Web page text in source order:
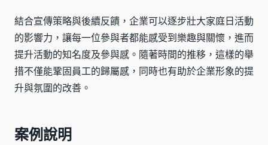
結合宣傳策略與後續反饋，企業可以逐步壯大家庭日活動
的影響力，讓每一位參與者都能感受到樂趣與關懷，進而
提升活動的知名度及參與感。隨著時間的推移，這樣的舉
措不僅能鞏固員工的歸屬感，同時也有助於企業形象的提
升與氛圍的改善。
案例說明